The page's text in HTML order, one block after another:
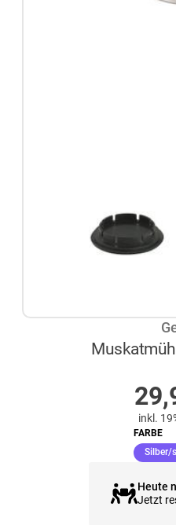
inkl.
FARBE
Silber/
Heute
Jetzt